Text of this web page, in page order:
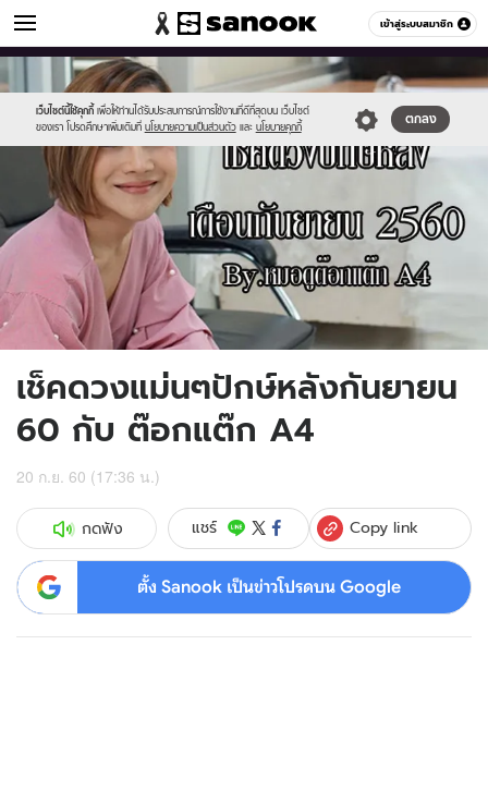
เข้าสู่ระบบสมาชิก
ดูดวง หมวดอื่นๆ
เว็บไซต์นี้ใช้คุกกี้ เพื่อให้ท่านได้รับประสบการณ์การใช้งานที่ดีที่สุดบน เว็บไซต์
ของเรา โปรดศึกษาเพิ่มเติมที่ นโยบายความเป็นส่วนตัว และ นโยบายคุกกี้
ตกลง
//s.isanook.com/sr/0/images/logo-
new-
sanook.png
//s.isanook.com/ho/0/ud/24/124317/thh.jpg
เช็คดวงแม่นๆปักษ์หลังกันยายน
60 กับ ต๊อกแต๊ก A4
20 ก.ย. 60 (17:36 น.)
กดฟัง แชร์ Copy link
ตั้ง Sanook เป็นข่าวโปรดบน Google